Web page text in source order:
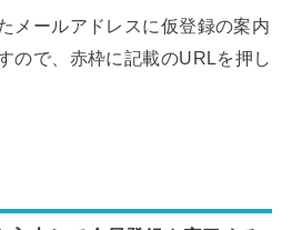
メールアドレスに仮登録の案内
ので、赤枠に記載のURLを押し